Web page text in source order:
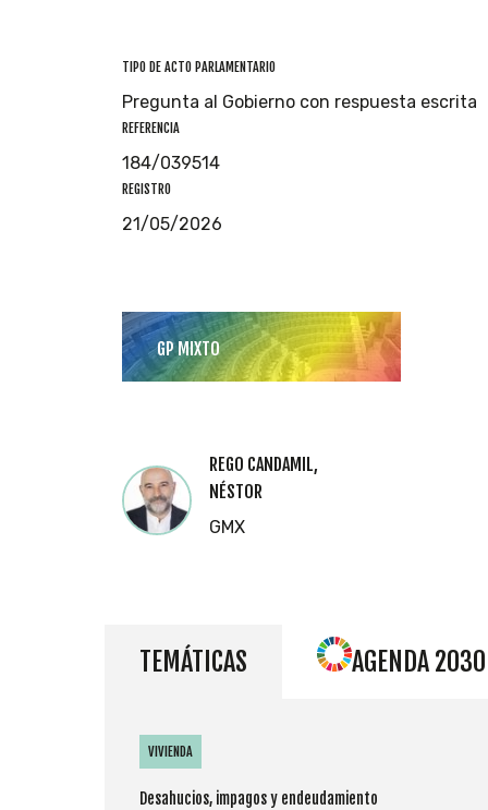
TIPO DE ACTO PARLAMENTARIO
Pregunta al Gobierno con respuesta escrita
REFERENCIA
184/039514
REGISTRO
21/05/2026
GP MIXTO
REGO CANDAMIL,
NÉSTOR
GMX
TEMÁTICAS AGENDA 2030
VIVIENDA
Desahucios, impagos y endeudamiento